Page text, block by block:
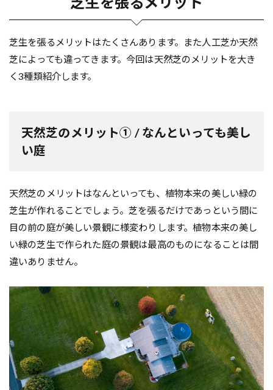
芝生を張るメリットはたくさんあります。また人工芝か天然
芝によっても違ってきます。今回は天然芝のメリットを大き
く3種類紹介します。
天然芝のメリット① / なんといっても美し
い庭
天然芝のメリットはなんといっても、植物本来の美しい緑の
芝生が作れることでしょう。芝を張るだけであっという間に
目の前の庭が美しい景観に様変わりします。植物本来の美し
い緑の芝生で作られた庭の景観は最高のものになることは間
違いありません。